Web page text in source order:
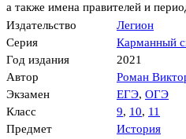
а также имена правителей и
Издательство
Легион
Серия
Карманный
Год издания
2021
Автор
Роман
Экзамен
ЕГЭ, ОГЭ
Класс
9, 10, 11
Предмет
История